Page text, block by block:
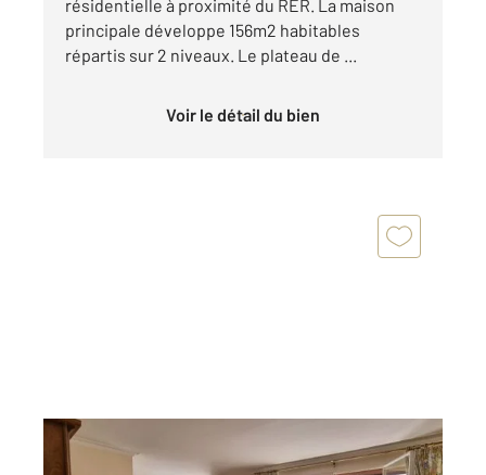
résidentielle à proximité du RER. La maison
principale développe 156m2 habitables
répartis sur 2 niveaux. Le plateau de ...
Voir le détail du bien
ST MAUR DES FOSSES 94
97,01 m
, 5 pièces